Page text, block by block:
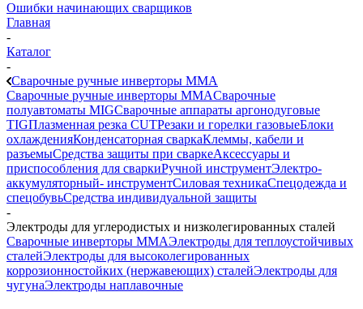
Ошибки начинающих сварщиков
Главная
-
Каталог
-
Сварочные ручные инверторы MMA
Сварочные ручные инверторы MMAСварочные
полуавтоматы MIGСварочные аппараты аргонодуговые
TIGПлазменная резка CUTРезаки и горелки газовыеБлоки
охлажденияКонденсаторная сваркаКлеммы, кабели и
разъемыСредства защиты при сваркеАксессуары и
приспособления для сваркиРучной инструментЭлектро-
аккумуляторный- инструментСиловая техникаСпецодежда и
спецобувьСредства индивидуальной защиты
-
Электроды для углеродистых и низколегированных сталей
Сварочные инверторы MMAЭлектроды для теплоустойчивых
сталейЭлектроды для высоколегированных
коррозионностойких (нержавеющих) сталейЭлектроды для
чугунаЭлектроды наплавочные